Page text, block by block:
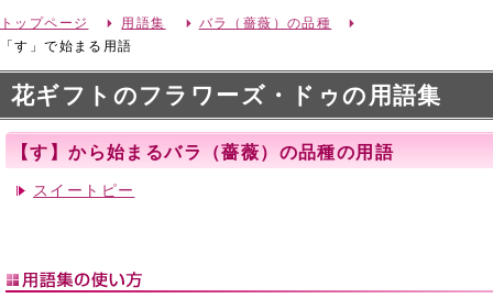
トップページ 用語集
バラ（薔薇）の品種
「す」で始まる用語
花ギフトのフラワーズ・ドゥの用語集
【す】から始まるバラ（薔薇）の品種の用語
スイートピー